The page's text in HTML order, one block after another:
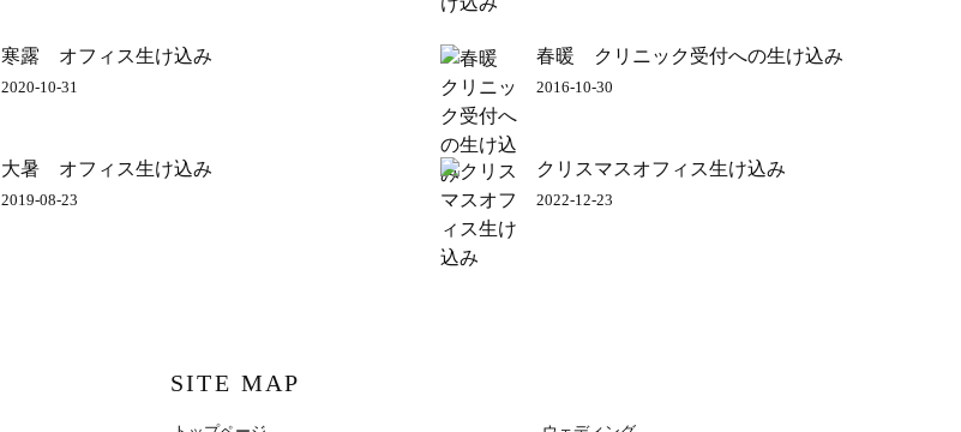
寒露 オフィス生け込み
2020-10-31
春暖 クリニック受付への生け込み
2016-10-30
大暑 オフィス生け込み
2019-08-23
クリスマスオフィス生け込み
2022-12-23
SITE MAP